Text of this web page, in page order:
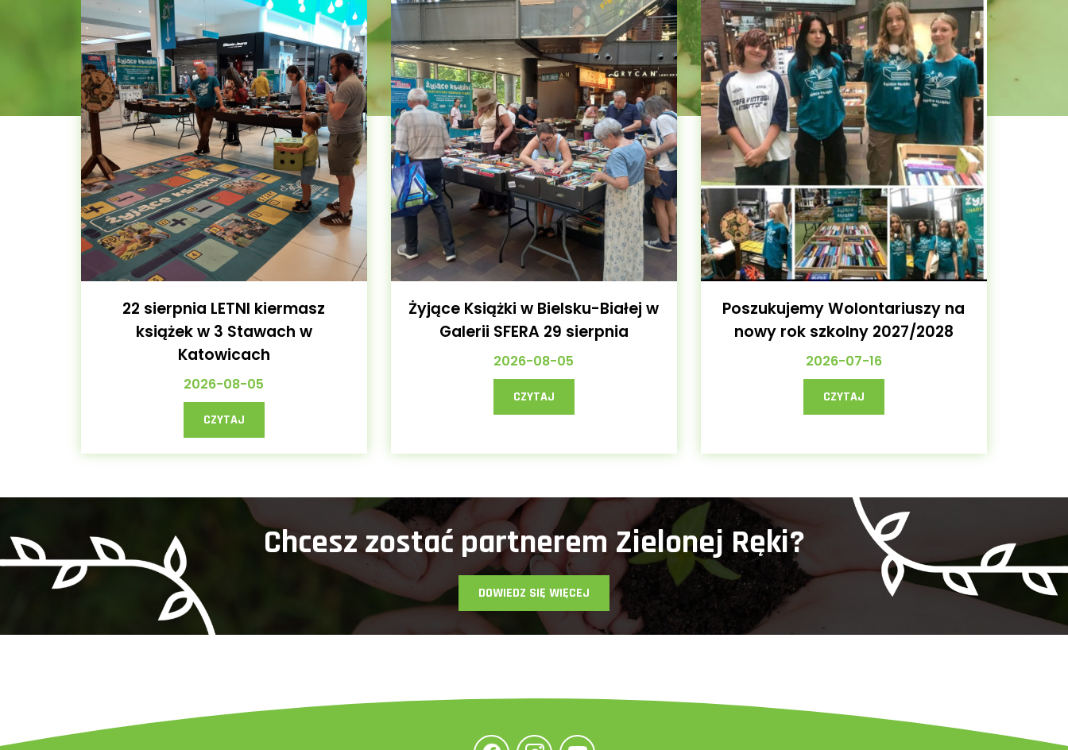
22 sierpnia LETNI kiermasz
książek w 3 Stawach w
Katowicach
2026-08-05
CZYTAJ
Żyjące Książki w Bielsku-Białej w
Galerii SFERA 29 sierpnia
2026-08-05
CZYTAJ
Poszukujemy Wolontariuszy na
nowy rok szkolny 2027/2028
2026-07-16
CZYTAJ
Chcesz zostać partnerem Zielonej Ręki?
DOWIEDZ SIĘ WIĘCEJ